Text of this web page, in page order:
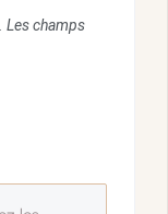
Les champs